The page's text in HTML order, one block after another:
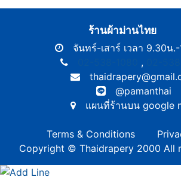
ร้านผ้าม่านไทย
จันทร์-เสาร์ เวลา 9.30น
,
@pamanthai
แผนที่ร้านบน google
Terms & Conditions
Copyright © Thaidrapery 2000 All